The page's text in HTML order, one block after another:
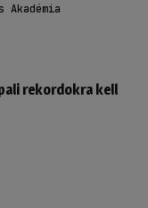
Akadémia
rekordokra kell